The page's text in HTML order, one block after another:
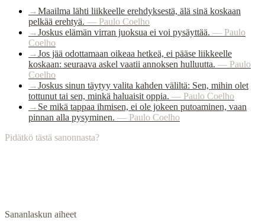
→Maailma lähti liikkeelle erehdyksestä, älä sinä koskaan
pelkää erehtyä. — Paulo Coelho
→Joskus elämän virran juoksua ei voi pysäyttää. — Paulo
Coelho
→Jos jää odottamaan oikeaa hetkeä, ei pääse liikkeelle
koskaan: seuraava askel vaatii annoksen hulluutta. — Paulo
Coelho
→Joskus sinun täytyy valita kahden väliltä: Sen, mihin olet
tottunut tai sen, minkä haluaisit oppia. — Paulo Coelho
→ Se mikä tappaa ihmisen, ei ole jokeen putoaminen, vaan
pinnan alla pysyminen. — Paulo Coelho
Pidätkö tästä sanonnasta?
Sananlaskun aiheet